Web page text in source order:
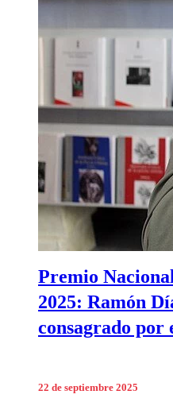
Premio
2025: Ramón
consagrado por
22 de septiembre 2025